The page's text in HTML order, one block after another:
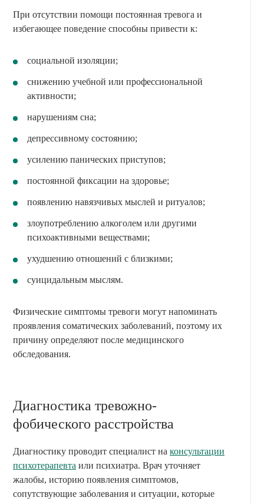
При отсутствии помощи постоянная тревога и
избегающее поведение способны привести к:
социальной изоляции;
снижению учебной или профессиональной
активности;
нарушениям сна;
депрессивному состоянию;
усилению панических приступов;
постоянной фиксации на здоровье;
появлению навязчивых мыслей и ритуалов;
злоупотреблению алкоголем или другими
психоактивными веществами;
ухудшению отношений с близкими;
суицидальным мыслям.
Физические симптомы тревоги могут напоминать
проявления соматических заболеваний, поэтому их
причину определяют после медицинского
обследования.
Диагностика тревожно-
фобического расстройства
Диагностику проводит специалист на консультации
психотерапевта или психиатра. Врач уточняет
жалобы, историю появления симптомов,
сопутствующие заболевания и ситуации, которые